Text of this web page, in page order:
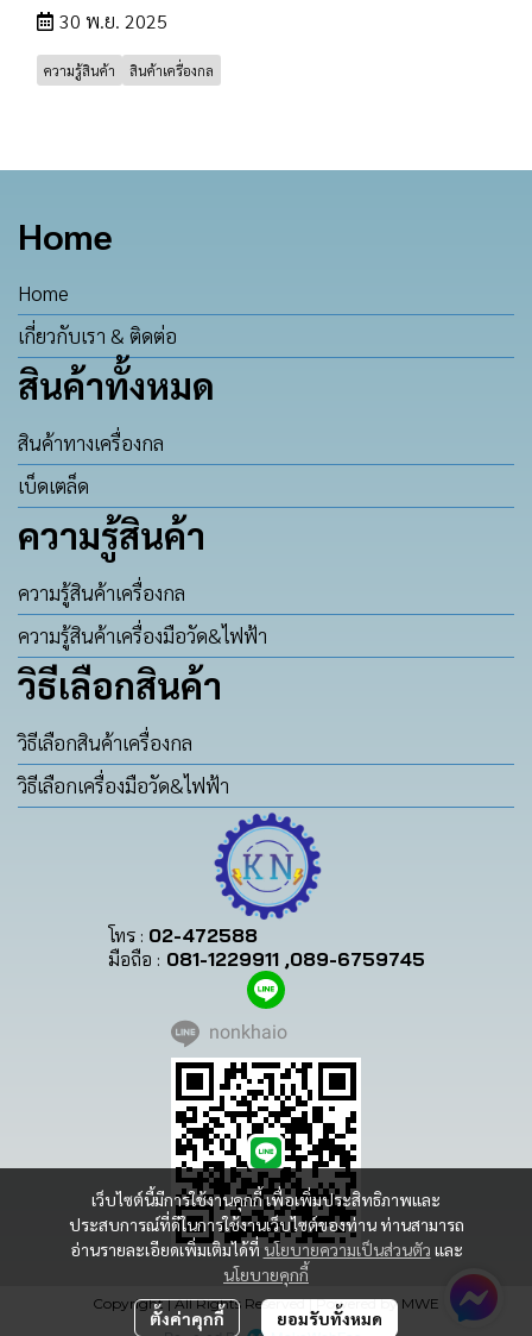
30 พ.ย. 2025
ความรู้สินค้า สินค้าเครื่องกล
เว็บไซต์นี้มีการใช้งานคุกกี้ เพื่อเพิ่มประสิทธิภาพและ
ประสบการณ์ที่ดีในการใช้งานเว็บไซต์ของท่าน ท่านสามารถ
อ่านรายละเอียดเพิ่มเติมได้ที่ นโยบายความเป็นส่วนตัว และ
นโยบายคุกกี้
ตั้งค่าคุกกี้ ยอมรับทั้งหมด
Home
Home
เกี่ยวกับเรา & ติดต่อ
สินค้าทั้งหมด
สินค้าทางเครื่องกล
เบ็ดเตล็ด
ความรู้สินค้า
ความรู้สินค้าเครื่องกล
ความรู้สินค้าเครื่องมือวัด&ไฟฟ้า
วิธีเลือกสินค้า
วิธีเลือกสินค้าเครื่องกล
วิธีเลือกเครื่องมือวัด&ไฟฟ้า
โทร : 02-472588
มือถือ : 081-1229911 ,089-6759745
nonkhaio
Copyright | All Rights Reserved | Powered by MWE